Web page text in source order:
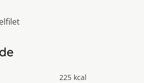
225 kcal